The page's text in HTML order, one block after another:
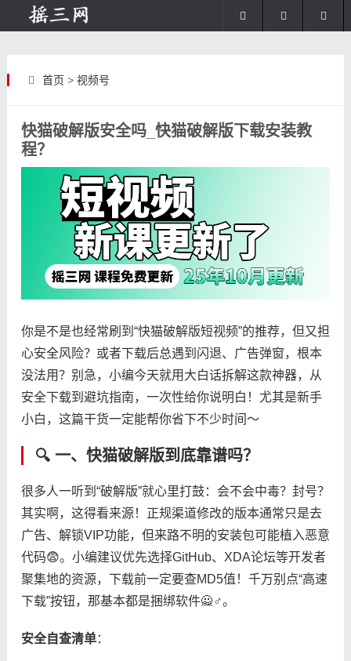
首页 > 视频号
快猫破解版安全吗_快猫破解版下载安装教
程？
你是不是也经常刷到“快猫破解版短视频”的推荐，但又担
心安全风险？或者下载后总遇到闪退、广告弹窗，根本
没法用？别急，小编今天就用大白话拆解这款神器，从
安全下载到避坑指南，一次性给你说明白！尤其是新手
小白，这篇干货一定能帮你省下不少时间～
🔍 一、快猫破解版到底靠谱吗？
很多人一听到“破解版”就心里打鼓：会不会中毒？封号？
其实啊，这得看来源！正规渠道修改的版本通常只是去
广告、解锁VIP功能，但来路不明的安装包可能植入恶意
代码😨。小编建议优先选择GitHub、XDA论坛等开发者
聚集地的资源，下载前一定要查MD5值！千万别点“高速
下载”按钮，那基本都是捆绑软件🙅♂️。
​安全自查清单​​：